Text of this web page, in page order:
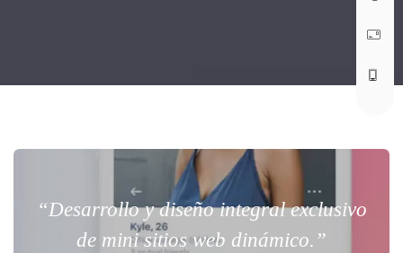
“Desarrollo y diseño integral exclusivo
de mini sitios web dinámico.”